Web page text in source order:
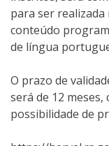
para ser realizada
conteúdo
de língua
O prazo de
será de 12
possibilidade de